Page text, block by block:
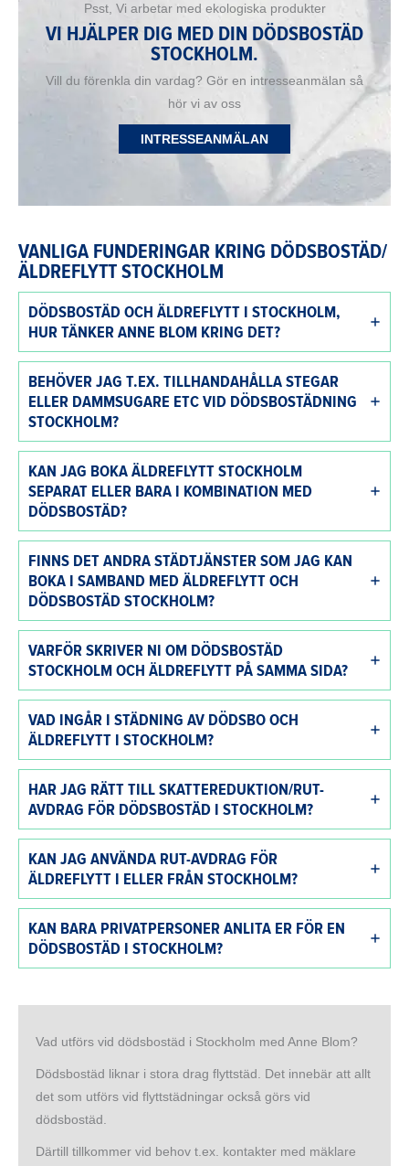
Psst, Vi arbetar med ekologiska produkter
VI HJÄLPER DIG MED DIN DÖDSBOSTÄD
STOCKHOLM.
Vill du förenkla din vardag? Gör en intresseanmälan så
hör vi av oss
INTRESSEANMÄLAN
VANLIGA FUNDERINGAR KRING DÖDSBOSTÄD/
ÄLDREFLYTT STOCKHOLM
DÖDSBOSTÄD OCH ÄLDREFLYTT I STOCKHOLM,
HUR TÄNKER ANNE BLOM KRING DET?
BEHÖVER JAG T.EX. TILLHANDAHÅLLA STEGAR
ELLER DAMMSUGARE ETC VID DÖDSBOSTÄDNING
STOCKHOLM?
KAN JAG BOKA ÄLDREFLYTT STOCKHOLM
SEPARAT ELLER BARA I KOMBINATION MED
DÖDSBOSTÄD?
FINNS DET ANDRA STÄDTJÄNSTER SOM JAG KAN
BOKA I SAMBAND MED ÄLDREFLYTT OCH
DÖDSBOSTÄD STOCKHOLM?
VARFÖR SKRIVER NI OM DÖDSBOSTÄD
STOCKHOLM OCH ÄLDREFLYTT PÅ SAMMA SIDA?
VAD INGÅR I STÄDNING AV DÖDSBO OCH
ÄLDREFLYTT I STOCKHOLM?
HAR JAG RÄTT TILL SKATTEREDUKTION/RUT-
AVDRAG FÖR DÖDSBOSTÄD I STOCKHOLM?
KAN JAG ANVÄNDA RUT-AVDRAG FÖR
ÄLDREFLYTT I ELLER FRÅN STOCKHOLM?
KAN BARA PRIVATPERSONER ANLITA ER FÖR EN
DÖDSBOSTÄD I STOCKHOLM?
Vad utförs vid dödsbostäd i Stockholm med Anne Blom?
Dödsbostäd liknar i stora drag flyttstäd. Det innebär att allt
det som utförs vid flyttstädningar också görs vid
dödsbostäd.
Därtill tillkommer vid behov t.ex. kontakter med mäklare